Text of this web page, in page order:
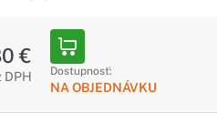
€
DPH Dostupnosť:
NA OBJEDNÁVKU